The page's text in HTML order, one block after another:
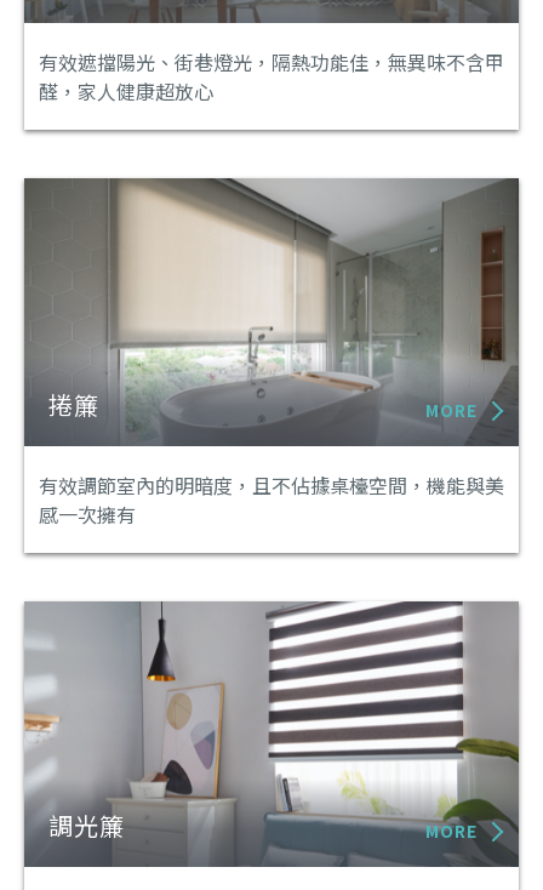
有效遮擋陽光、街巷燈光，隔熱功能佳，無異味不含甲
醛，家人健康超放心
捲簾 MORE
有效調節室內的明暗度，且不佔據桌檯空間，機能與美
感一次擁有
調光簾 MORE